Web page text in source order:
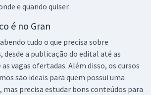
e quando quiser.
é no Gran
tudo o que precisa sobre
desde a publicação do edital até as
vagas ofertadas. Além disso, os cursos
são ideais para quem possui uma
precisa estudar bons conteúdos para